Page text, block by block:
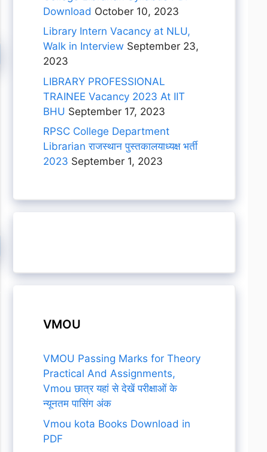
Download October 10, 2023
Library Intern Vacancy at NLU,
Walk in Interview September 23,
2023
LIBRARY PROFESSIONAL
TRAINEE Vacancy 2023 At IIT
BHU September 17, 2023
RPSC College Department
Librarian राजस्थान पुस्तकालयाध्यक्ष भर्ती
2023 September 1, 2023
VMOU
VMOU Passing Marks for Theory
Practical And Assignments,
Vmou छात्र यहां से देखें परीक्षाओं के
न्यूनतम पासिंग अंक
Vmou kota Books Download in
PDF